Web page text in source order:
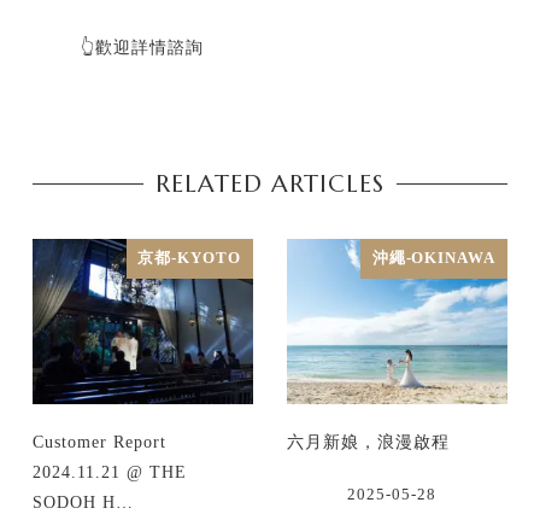
👆歡迎詳情諮詢
RELATED ARTICLES
京都-KYOTO
Customer Report
2024.11.21 @ THE
SODOH H…
沖繩-OKINAWA
六月新娘，浪漫啟程
2025-05-28